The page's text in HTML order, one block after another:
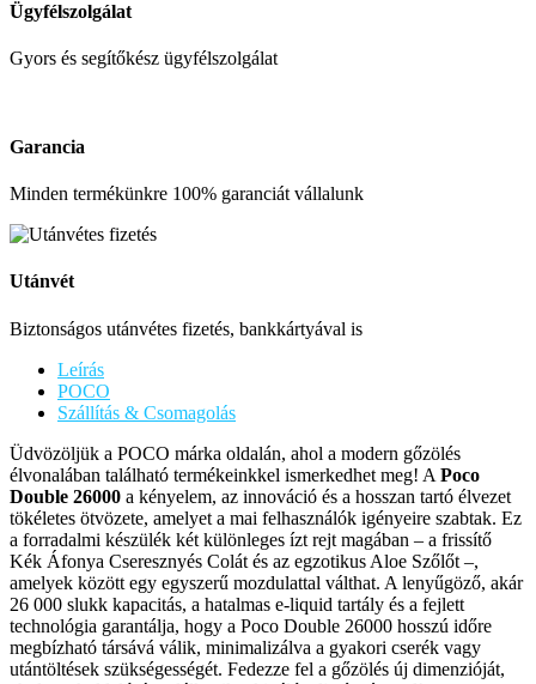
Ügyfélszolgálat
Gyors és segítőkész ügyfélszolgálat
Garancia
Minden termékünkre 100% garanciát vállalunk
Utánvét
Biztonságos utánvétes fizetés, bankkártyával is
Leírás
POCO
Szállítás & Csomagolás
Üdvözöljük a POCO márka oldalán, ahol a modern gőzölés
élvonalában található termékeinkkel ismerkedhet meg! A Poco
Double 26000 a kényelem, az innováció és a hosszan tartó élvezet
tökéletes ötvözete, amelyet a mai felhasználók igényeire szabtak. Ez
a forradalmi készülék két különleges ízt rejt magában – a frissítő
Kék Áfonya Cseresznyés Colát és az egzotikus Aloe Szőlőt –,
amelyek között egy egyszerű mozdulattal válthat. A lenyűgöző, akár
26 000 slukk kapacitás, a hatalmas e-liquid tartály és a fejlett
technológia garantálja, hogy a Poco Double 26000 hosszú időre
megbízható társává válik, minimalizálva a gyakori cserék vagy
utántöltések szükségességét. Fedezze fel a gőzölés új dimenzióját,